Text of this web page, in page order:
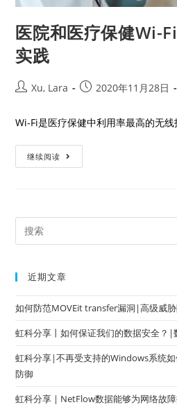
医院和医疗保健Wi-
实践
Xu, Lara 2020年11月28日
Wi-Fi是医疗保健中利用率最高的无
继续阅读
近期文章
如何防范MOVEit transfer漏洞|高级威
虹科分享丨如何保证我们的数据安全？|
虹科分享|不再受支持的Windows系统
防御
虹科分享 | NetFlow数据能够为网络故